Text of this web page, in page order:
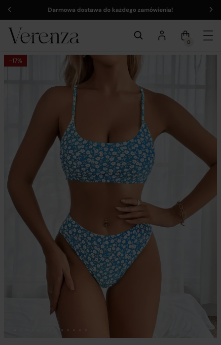
Darmowa dostawa do każdego zamówienia!
0
-17%